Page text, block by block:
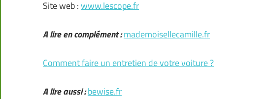
Site web :www.lescope.fr
A lire en complément :mademoisellecamille.fr
Comment faire un entretien de votre voiture ?
A lire aussi :bewise.fr